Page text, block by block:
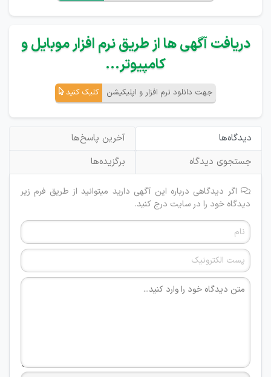
دریافت آگهی ها از طریق نرم افزار موبایل و
کامپیوتر...
جهت دانلود نرم افزار و اپلیکیشن کلیک کنید
دیدگاه‌ها
آخرین پاسخ‌ها
جستجوی دیدگاه
برگزیده‌ها
اگر دیدگاهی درباره این آگهی دارید میتوانید از طریق فرم زیر
دیدگاه خود را در سایت درج کنید.